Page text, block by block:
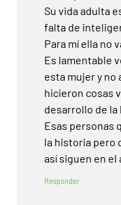
Su vida adulta
falta de
Para mí ella no
Es lamentable
esta mujer y no
hicieron cosas
desarrollo de la
Esas personas
la historia pero
así siguen en el
Responder